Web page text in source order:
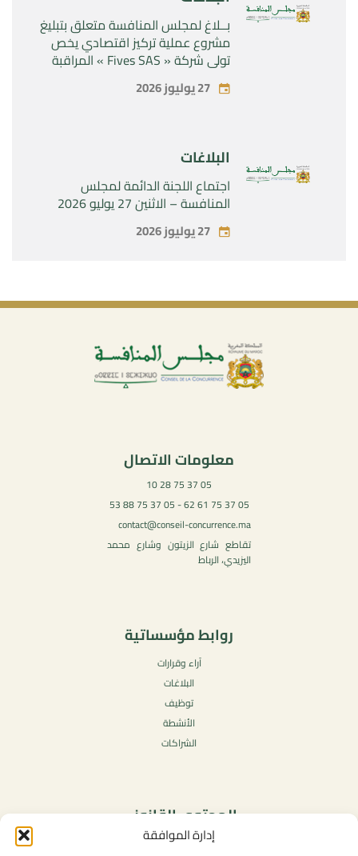
إدارة الموافقة
بــلاغ لمجلس المنافسة متعلق بتبليغ
مشروع عملية تركيز اقتصادي يخص
تولي شركة « Fives SAS » المراقبة
SAS »27 يوليوز 2026
البلاغات
اجتماع اللجنة الدائمة لمجلس
المنافسة – الاثنين 27 يوليو 2026
27 يوليوز 2026
معلومات الاتصال
05 37 75 28 10
05 37 75 61 62 - 05 37 75 88 53
contact@conseil-concurrence.ma
تقاطع شارع الزيتون وشارع محمد
اليزيدي، الرباط
روابط مؤسساتية
آراء وقرارات
البلاغات
توظيف
الأنشطة
الشراكات
المحتوى القانوني
سياسة الخصوصية